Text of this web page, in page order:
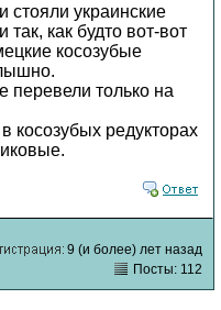
стояли украинские
как будто вот-вот
косозубые
перевели только на
косозубых редукторах
9 (и более) лет назад
Посты: 112